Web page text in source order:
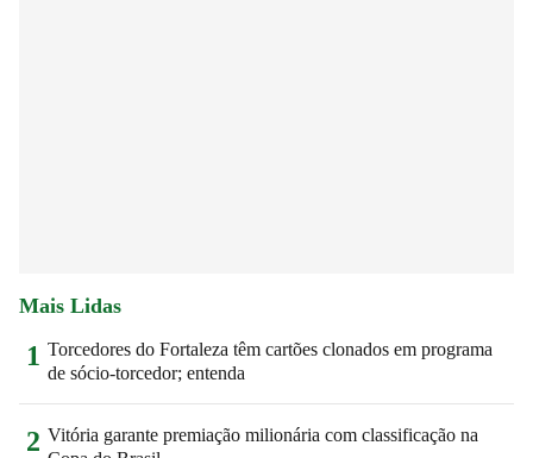
Mais Lidas
1 Torcedores do Fortaleza têm cartões clonados em programa
de sócio-torcedor; entenda
2 Vitória garante premiação milionária com classificação na